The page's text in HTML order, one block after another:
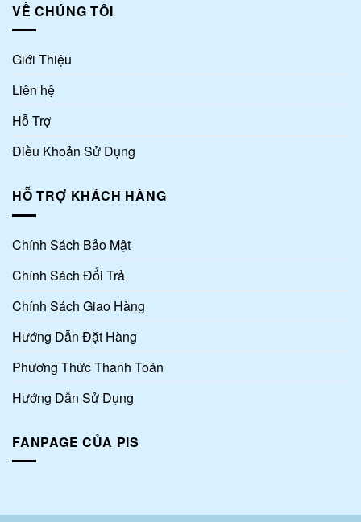
VỀ CHÚNG TÔI
Giới Thiệu
Liên hệ
Hỗ Trợ
Điều Khoản Sử Dụng
HỖ TRỢ KHÁCH HÀNG
Chính Sách Bảo Mật
Chính Sách Đổi Trả
Chính Sách Giao Hàng
Hướng Dẫn Đặt Hàng
Phương Thức Thanh Toán
Hướng Dẫn Sử Dụng
FANPAGE CỦA PIS